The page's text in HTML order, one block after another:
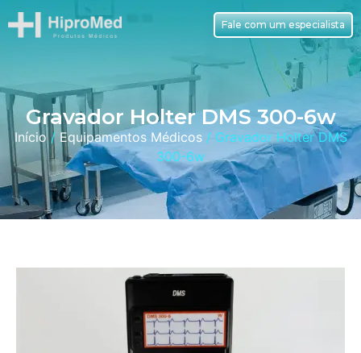
Fale com um especialista
Gravador Holter DMS 300-6w
Início/ Equipamentos Médicos/ Gravador Holter DMS
300-6w